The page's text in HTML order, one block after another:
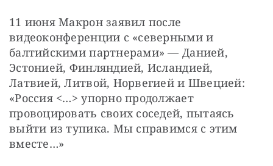
11 июня Макрон заявил после
видеоконференции с «северными и
балтийскими партнерами» — Данией,
Эстонией, Финляндией, Исландией,
Латвией, Литвой, Норвегией и Швецией:
«Россия <…> упорно продолжает
провоцировать своих соседей, пытаясь
выйти из тупика. Мы справимся с этим
вместе…»